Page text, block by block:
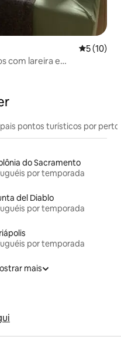
5 de uma
5 (10)
com lareira e
pontos turísticos por perto
do Sacramento
por temporada
del Diablo
por temporada
por temporada
mais